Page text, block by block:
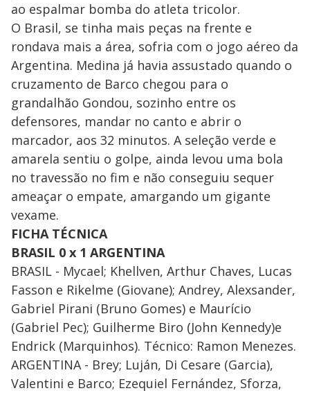
ao espalmar bomba do atleta tricolor.
O Brasil, se tinha mais peças na frente e
rondava mais a área, sofria com o jogo aéreo da
Argentina. Medina já havia assustado quando o
cruzamento de Barco chegou para o
grandalhão Gondou, sozinho entre os
defensores, mandar no canto e abrir o
marcador, aos 32 minutos. A seleção verde e
amarela sentiu o golpe, ainda levou uma bola
no travessão no fim e não conseguiu sequer
ameaçar o empate, amargando um gigante
vexame.
FICHA TÉCNICA
BRASIL 0 x 1 ARGENTINA
BRASIL - Mycael; Khellven, Arthur Chaves, Lucas
Fasson e Rikelme (Giovane); Andrey, Alexsander,
Gabriel Pirani (Bruno Gomes) e Maurício
(Gabriel Pec); Guilherme Biro (John Kennedy)e
Endrick (Marquinhos). Técnico: Ramon Menezes.
ARGENTINA - Brey; Luján, Di Cesare (Garcia),
Valentini e Barco; Ezequiel Fernández, Sforza,